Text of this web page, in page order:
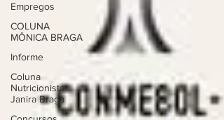
Empregos
COLUNA
MÔNICA BRAGA
Informe
Coluna
Nutricionista
Janira Braga